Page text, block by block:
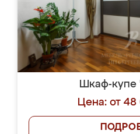
Шкаф-купе
Цена: от